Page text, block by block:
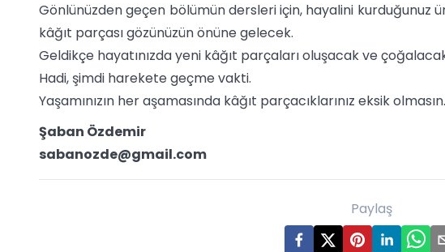
Gönlünüzden geçen bölümün dersleri için, hayalini kurduğunuz
kâğıt parçası gözünüzün önüne gelecek.
Geldikçe hayatınızda yeni kâğıt parçaları oluşacak ve
Hadi, şimdi harekete geçme vakti.
Yaşamınızın her aşamasında kâğıt parçacıklarınız eksik
Şaban Özdemir
sabanozde@gmail.com
Paylaş